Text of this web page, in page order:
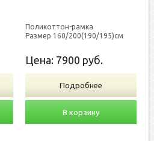
Поликоттон-рамка
Размер 160/200(190/195)см
Цена: 7900 руб.
Подробнее
В корзину